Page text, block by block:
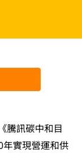
騰訊碳中和目
年實現營運和供